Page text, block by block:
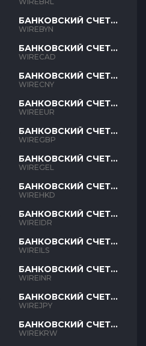
БАНКОВСКИЙ СЧЕТ
BYN
WIREBYN
БАНКОВСКИЙ СЧЕТ
CAD
WIRECAD
БАНКОВСКИЙ СЧЕТ
CNY
WIRECNY
БАНКОВСКИЙ СЧЕТ
EUR
WIREEUR
БАНКОВСКИЙ СЧЕТ
GBP
WIREGBP
БАНКОВСКИЙ СЧЕТ
GEL
WIREGEL
БАНКОВСКИЙ СЧЕТ
HKD
WIREHKD
БАНКОВСКИЙ СЧЕТ
IDR
WIREIDR
БАНКОВСКИЙ СЧЕТ
ILS
WIREILS
БАНКОВСКИЙ СЧЕТ
INR
WIREINR
БАНКОВСКИЙ СЧЕТ
JPY
WIREJPY
БАНКОВСКИЙ СЧЕТ
KRW
WIREKRW